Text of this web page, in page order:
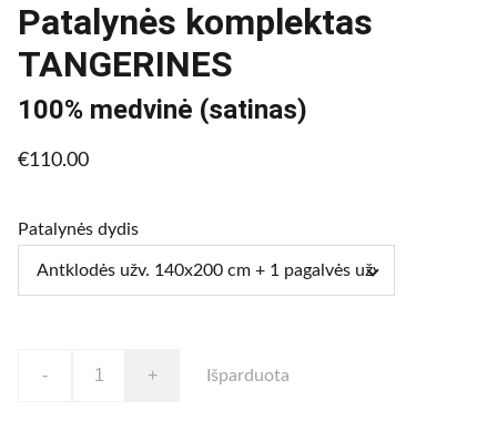
Patalynės komplektas
TANGERINES
100% medvinė (satinas)
€110.00
Patalynės dydis
- + Išparduota